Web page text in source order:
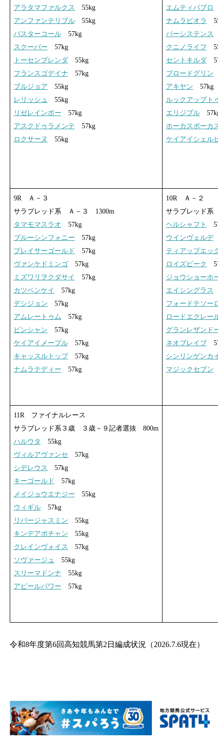
アラタマファルクス
55kg
アンファンテリブル55kg
バスターコール57kg
スクーバー 57kg
トーセンブレンダ55kg
フランスゴデイナ 57kg
ブルジョア 55kg
レリッシュ
55kg
リゼレインボー 57kg
アスクドゥラメンテ 57kg
ロクサーヌ
55kg
エムティパブロ
ナムラビオラ
パーシステンス
クニノライフ
セントキルダ
ブロードグリン
アキヤン 57kg
ルックアップト
エリジブル
ホーカスポーカ
ケイアイシェル
9R Ａ－３
サラブレッド系 Ａ－３ 1300m
タマモマスラオ 57kg
ブルーシンフォニー 57kg
プレイサーゴールド
57kg
ヴァンケドミンゴ57kg
ミズワリヲクダサイ
57kg
カツベンケイ
57kg
デシジョン 57kg
アムレートゥム 57kg
ピンシャン 57kg
ケイアイメープル57kg
キャッスルトップ57kg
ナムラテディー 57kg
10R Ａ－２
サラブレッド
ヘルシャフト
ウインヴェルデ
ティアップエッ
ロイズピーク
ジョウショーホ
エイシングラス
フォードテソー
ロードエクレー
グランレザンド
ネオブレイブ
シンリンゲンカ
マジックセブン
11R ファイナルレース
サラブレッド系３歳 ３歳－９記者選抜 800m
ハルウタ
55kg
ヴィルアヴァンセ 57kg
シデレウス
57kg
キーゴールド
57kg
メイジョウエナジー 55kg
ウィギル57kg
リバージャスミン 55kg
キンデアポチャン 55kg
クレインヴォイス
57kg
ソヴァージュ
55kg
スリーマドンナ 55kg
アピールパワー 57kg
令和8年度第6回高知競馬第2日編成状況（2026.7.6現在）